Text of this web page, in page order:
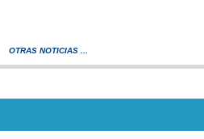
OTRAS NOTICIAS ...